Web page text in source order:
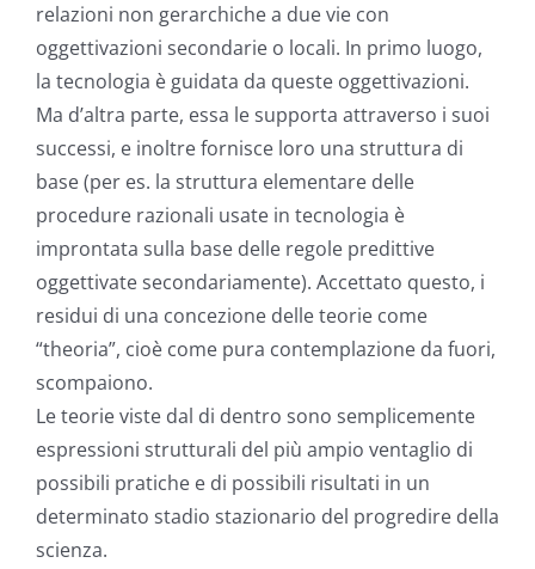
relazioni non gerarchiche a due vie con
oggettivazioni secondarie o locali. In primo luogo,
la tecnologia è guidata da queste oggettivazioni.
Ma d’altra parte, essa le supporta attraverso i suoi
successi, e inoltre fornisce loro una struttura di
base (per es. la struttura elementare delle
procedure razionali usate in tecnologia è
improntata sulla base delle regole predittive
oggettivate secondariamente). Accettato questo, i
residui di una concezione delle teorie come
“theoria”, cioè come pura contemplazione da fuori,
scompaiono.
Le teorie viste dal di dentro sono semplicemente
espressioni strutturali del più ampio ventaglio di
possibili pratiche e di possibili risultati in un
determinato stadio stazionario del progredire della
scienza.